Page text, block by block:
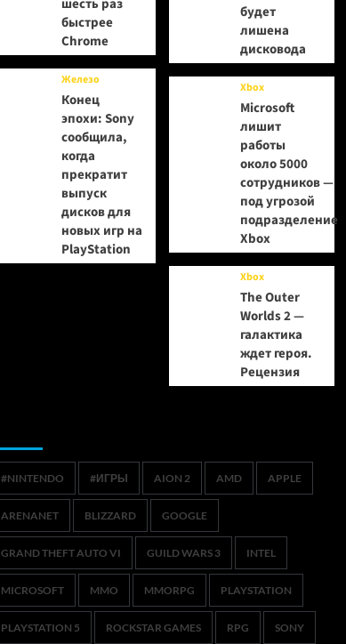
шесть раз
быстрее
Chrome
Железо
Конец
эпохи: Sony
сообщила,
когда
прекратит
выпуск
дисков для
новых игр на
PlayStation
будет
лишена
дисковода
Xbox
Microsoft
лишит
работы
около 5000
сотрудников —
под угрозой
подразделение
Xbox
Xbox
The Outer
Worlds 2 —
галактика
ждет героя.
Рецензия
#NINTENDO #ИГРЫ AION 2 AMD APPLE
ARENANET BLIZZARD GOOGLE
GRAND THEFT AUTO VI GUILD WARS 3 INTEL
MICROSOFT MMO MMORPG PLAYSTATION
PLAYSTATION 5 ROCKSTAR GAMES RPG SONY